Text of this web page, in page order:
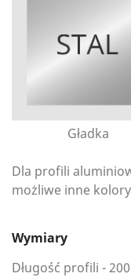
Gładka
Dla profili
możliwe inne
Wymiary
Długość profili -